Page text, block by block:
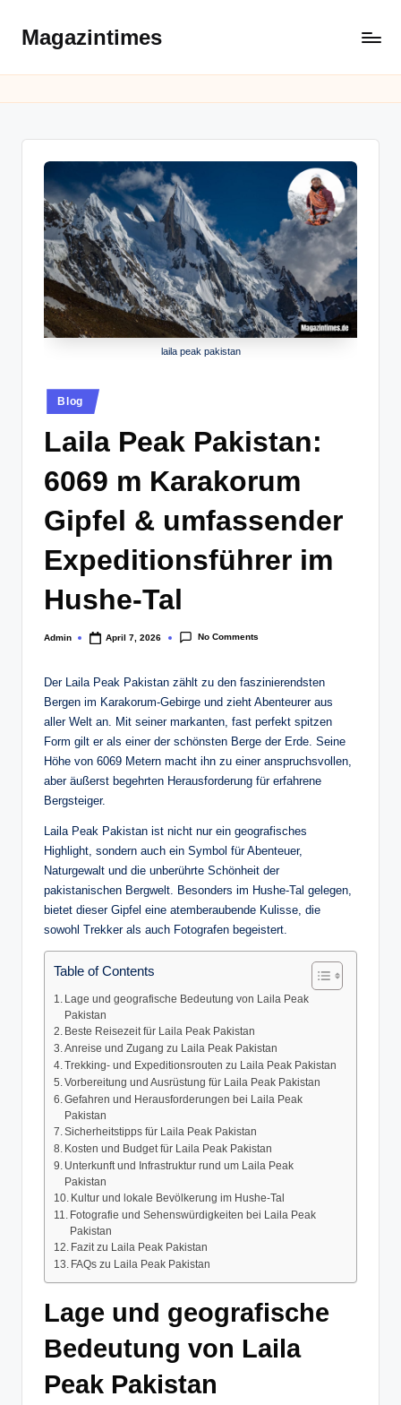
content
Magazintimes
laila peak pakistan
Posted
in
Blog
Laila Peak Pakistan:
6069 m Karakorum
Gipfel & umfassender
Expeditionsführer im
Hushe-Tal
Posted
Admin April 7, 2026 No Comments
Der Laila Peak Pakistan zählt zu den faszinierendsten
Bergen im Karakorum-Gebirge und zieht Abenteurer aus
aller Welt an. Mit seiner markanten, fast perfekt spitzen
Form gilt er als einer der schönsten Berge der Erde. Seine
Höhe von 6069 Metern macht ihn zu einer anspruchsvollen,
aber äußerst begehrten Herausforderung für erfahrene
Bergsteiger.
Laila Peak Pakistan ist nicht nur ein geografisches
Highlight, sondern auch ein Symbol für Abenteuer,
Naturgewalt und die unberührte Schönheit der
pakistanischen Bergwelt. Besonders im Hushe-Tal gelegen,
bietet dieser Gipfel eine atemberaubende Kulisse, die
sowohl Trekker als auch Fotografen begeistert.
Table of Contents
Lage und geografische Bedeutung von Laila Peak
Pakistan
Beste Reisezeit für Laila Peak Pakistan
Anreise und Zugang zu Laila Peak Pakistan
Trekking- und Expeditionsrouten zu Laila Peak Pakistan
Vorbereitung und Ausrüstung für Laila Peak Pakistan
Gefahren und Herausforderungen bei Laila Peak
Pakistan
Sicherheitstipps für Laila Peak Pakistan
Kosten und Budget für Laila Peak Pakistan
Unterkunft und Infrastruktur rund um Laila Peak
Pakistan
Kultur und lokale Bevölkerung im Hushe-Tal
Fotografie und Sehenswürdigkeiten bei Laila Peak
Pakistan
Fazit zu Laila Peak Pakistan
FAQs zu Laila Peak Pakistan
Lage und geografische
Bedeutung von Laila
Peak Pakistan